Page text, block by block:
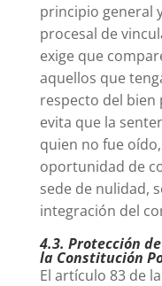
principio general
procesal de
exige que
aquellos que
respecto del bien
evita que la
quien no fue
oportunidad de
sede de nulidad,
integración del
4.3. Protección
la Constitución
El artículo 83 de